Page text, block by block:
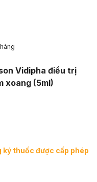
Vidipha điều trị
xoang (5ml)
ký thuốc được cấp phép